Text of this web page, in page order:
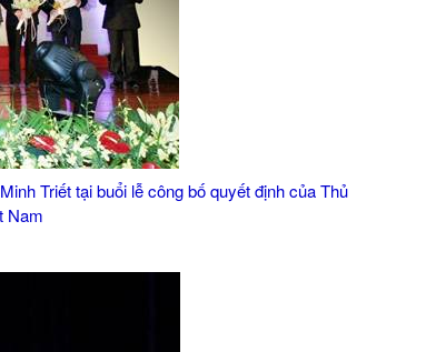
Triết tại buổi lễ công bố quyết định của Thủ
Nam